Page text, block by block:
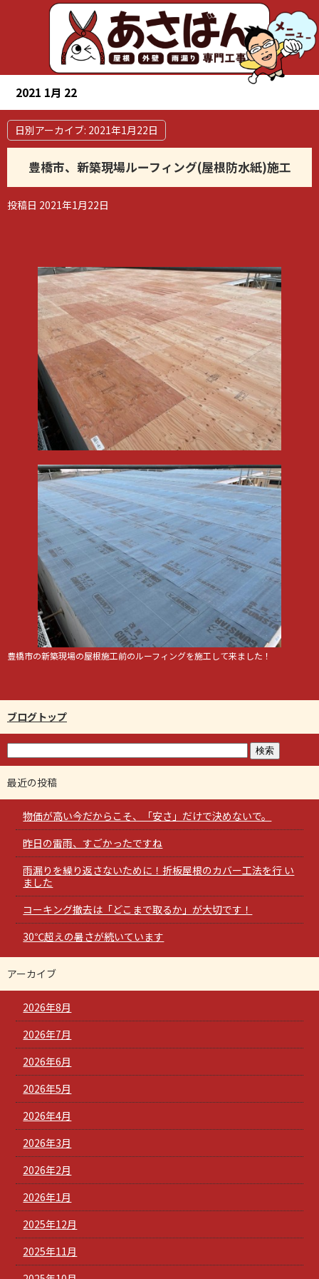
2021 1月 22
日別アーカイブ: 2021年1月22日
豊橋市、新築現場ルーフィング(屋根防水紙)施工
投稿日 2021年1月22日
豊橋市の新築現場の屋根施工前のルーフィングを施工して来ました！
ブログトップ
最近の投稿
物価が高い今だからこそ、「安さ」だけで決めないで。
昨日の雷雨、すごかったですね
雨漏りを繰り返さないために！折板屋根のカバー工法を行 い
ました
コーキング撤去は「どこまで取るか」が大切です！
30℃超えの暑さが続いています
アーカイブ
2026年8月
2026年7月
2026年6月
2026年5月
2026年4月
2026年3月
2026年2月
2026年1月
2025年12月
2025年11月